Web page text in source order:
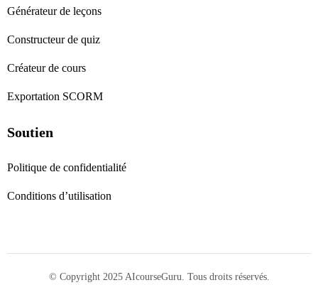
Générateur de leçons
Constructeur de quiz
Créateur de cours
Exportation SCORM
Soutien
Politique de confidentialité
Conditions d’utilisation
© Copyright 2025 AIcourseGuru. Tous droits réservés.